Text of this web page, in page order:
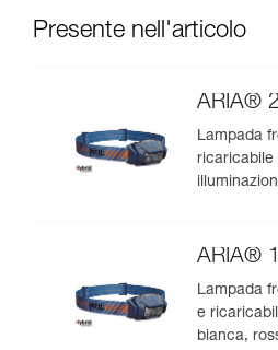
Presente nell'articolo
ARIA®
Lampada
ricaricabile
lumen
ARIA®
Lampada
e
bianca,